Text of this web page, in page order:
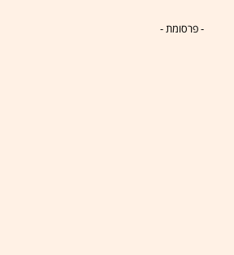
- פרסומת -